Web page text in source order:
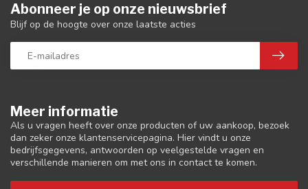
Meer informatie
Als u vragen heeft over onze producten of uw aankoop, bezoek
dan zeker onze klantenservicepagina. Hier vindt u onze
bedrijfsgegevens, antwoorden op veelgestelde vragen en
verschillende manieren om met ons in contact te komen.
Abonneer je op onze nieuwsbrief
Blijf op de hoogte over onze laatste acties